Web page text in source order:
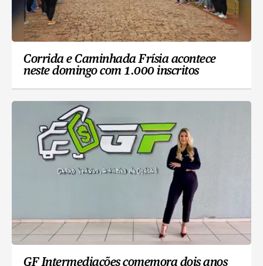
Corrida e Caminhada Frísia acontece
neste domingo com 1.000 inscritos
GF Intermediações comemora dois anos